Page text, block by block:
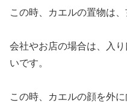
この時、カエルの置物は
会社やお店の場合は、入
いです。
この時、カエルの顔を外